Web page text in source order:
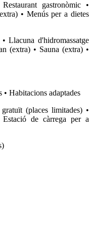
gastronòmic •
• Menús per a dietes
Llacuna d'hidromassatge
(extra) • Sauna (extra) •
• Habitacions adaptades
(places limitades) •
de càrrega per a